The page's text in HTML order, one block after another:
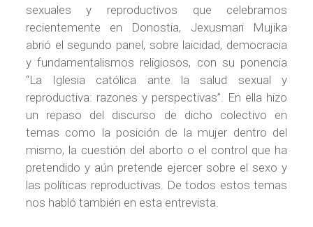
sexuales y reproductivos que celebramos
recientemente en Donostia, Jexusmari Mujika
abrió el segundo panel, sobre laicidad, democracia
y fundamentalismos religiosos, con su ponencia
“La Iglesia católica ante la salud sexual y
reproductiva: razones y perspectivas”. En ella hizo
un repaso del discurso de dicho colectivo en
temas como la posición de la mujer dentro del
mismo, la cuestión del aborto o el control que ha
pretendido y aún pretende ejercer sobre el sexo y
las políticas reproductivas. De todos estos temas
nos habló también en esta entrevista.